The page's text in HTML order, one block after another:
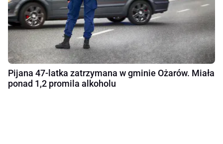
Pijana 47-latka zatrzymana w gminie Ożarów. Miała
ponad 1,2 promila alkoholu